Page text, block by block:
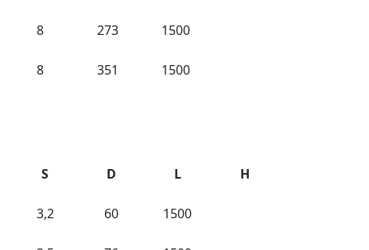
8 273 1500
8 351
1500
S D L H
3,2 60 1500